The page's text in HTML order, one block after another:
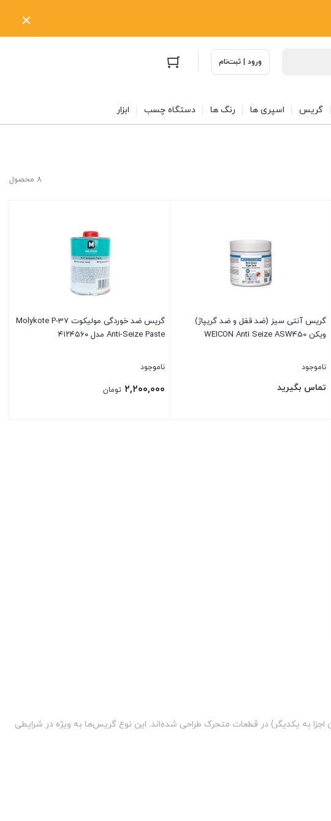
ورود | ثبت‌نام
گریس اسپری ها رنگ ها دستگاه چسب ابزار
8 محصول
گریس آنتی سیز (ضد قفل و ضد گریپاژ)
ویکن WEICON Anti Seize ASW450
ناموجود
تماس بگیرید
گریس ضد خوردگی مولیکوت Molykote P-37
Anti-Seize Paste مدل ۴۱۲۴۵۶۰
ناموجود
۲,۲۰۰,۰۰۰ تومان
به یکدیگر) در قطعات متحرک طراحی شده‌اند. این نوع گریس‌ها به ویژه در شرایطی